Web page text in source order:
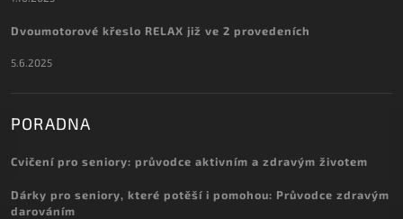
Dvoumotorové křeslo RELAX již ve 2 provedeních
5.6.2025
PORADNA
Cvičení pro seniory: průvodce aktivním a zdravým životem
Dárky pro seniory, které potěší i pomohou: Průvodce zdravým
darováním